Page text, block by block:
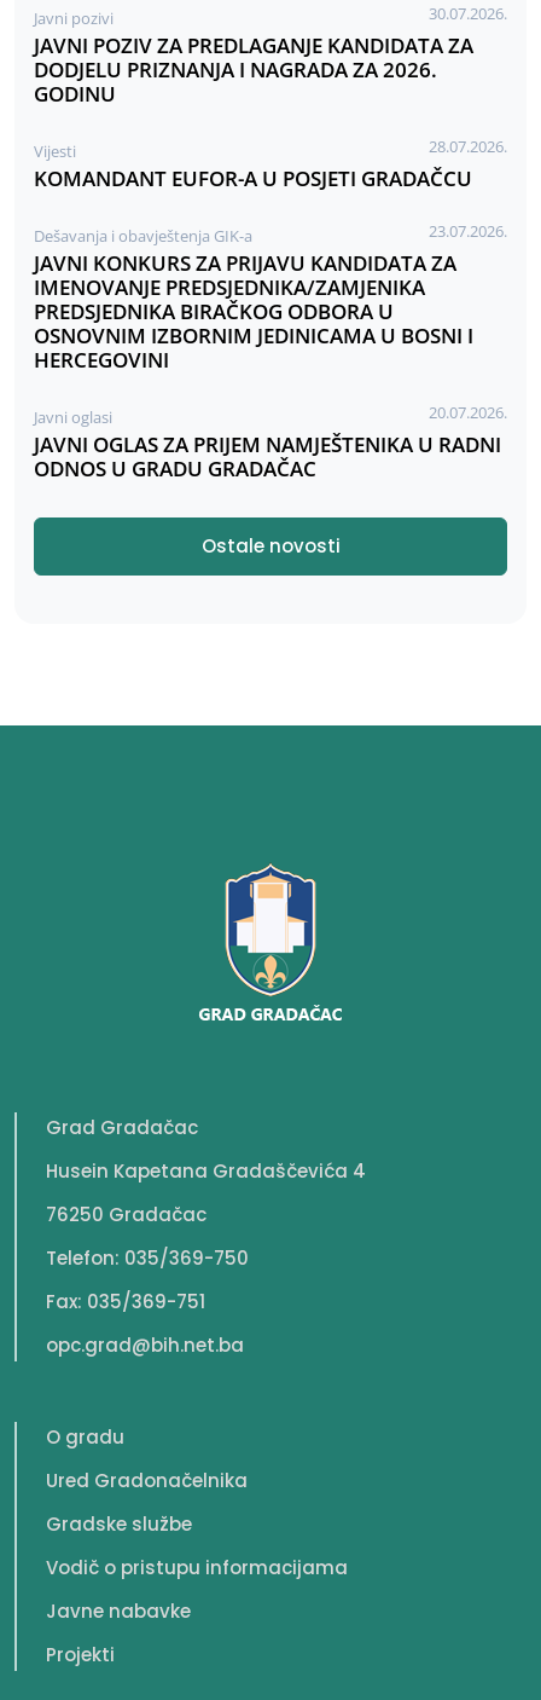
Javni pozivi 30.07.2026.
JAVNI POZIV ZA PREDLAGANJE KANDIDATA ZA
DODJELU PRIZNANJA I NAGRADA ZA 2026.
GODINU
Vijesti 28.07.2026.
KOMANDANT EUFOR-A U POSJETI GRADAČCU
Dešavanja i obavještenja GIK-a 23.07.2026.
JAVNI KONKURS ZA PRIJAVU KANDIDATA ZA
IMENOVANJE PREDSJEDNIKA/ZAMJENIKA
PREDSJEDNIKA BIRAČKOG ODBORA U
OSNOVNIM IZBORNIM JEDINICAMA U BOSNI I
HERCEGOVINI
Javni oglasi 20.07.2026.
JAVNI OGLAS ZA PRIJEM NAMJEŠTENIKA U RADNI
ODNOS U GRADU GRADAČAC
Ostale novosti
Grad Gradačac
Husein Kapetana Gradaščevića 4
76250 Gradačac
Telefon: 035/369-750
Fax: 035/369-751
opc.grad@bih.net.ba
O gradu
Ured Gradonačelnika
Gradske službe
Vodič o pristupu informacijama
Javne nabavke
Projekti